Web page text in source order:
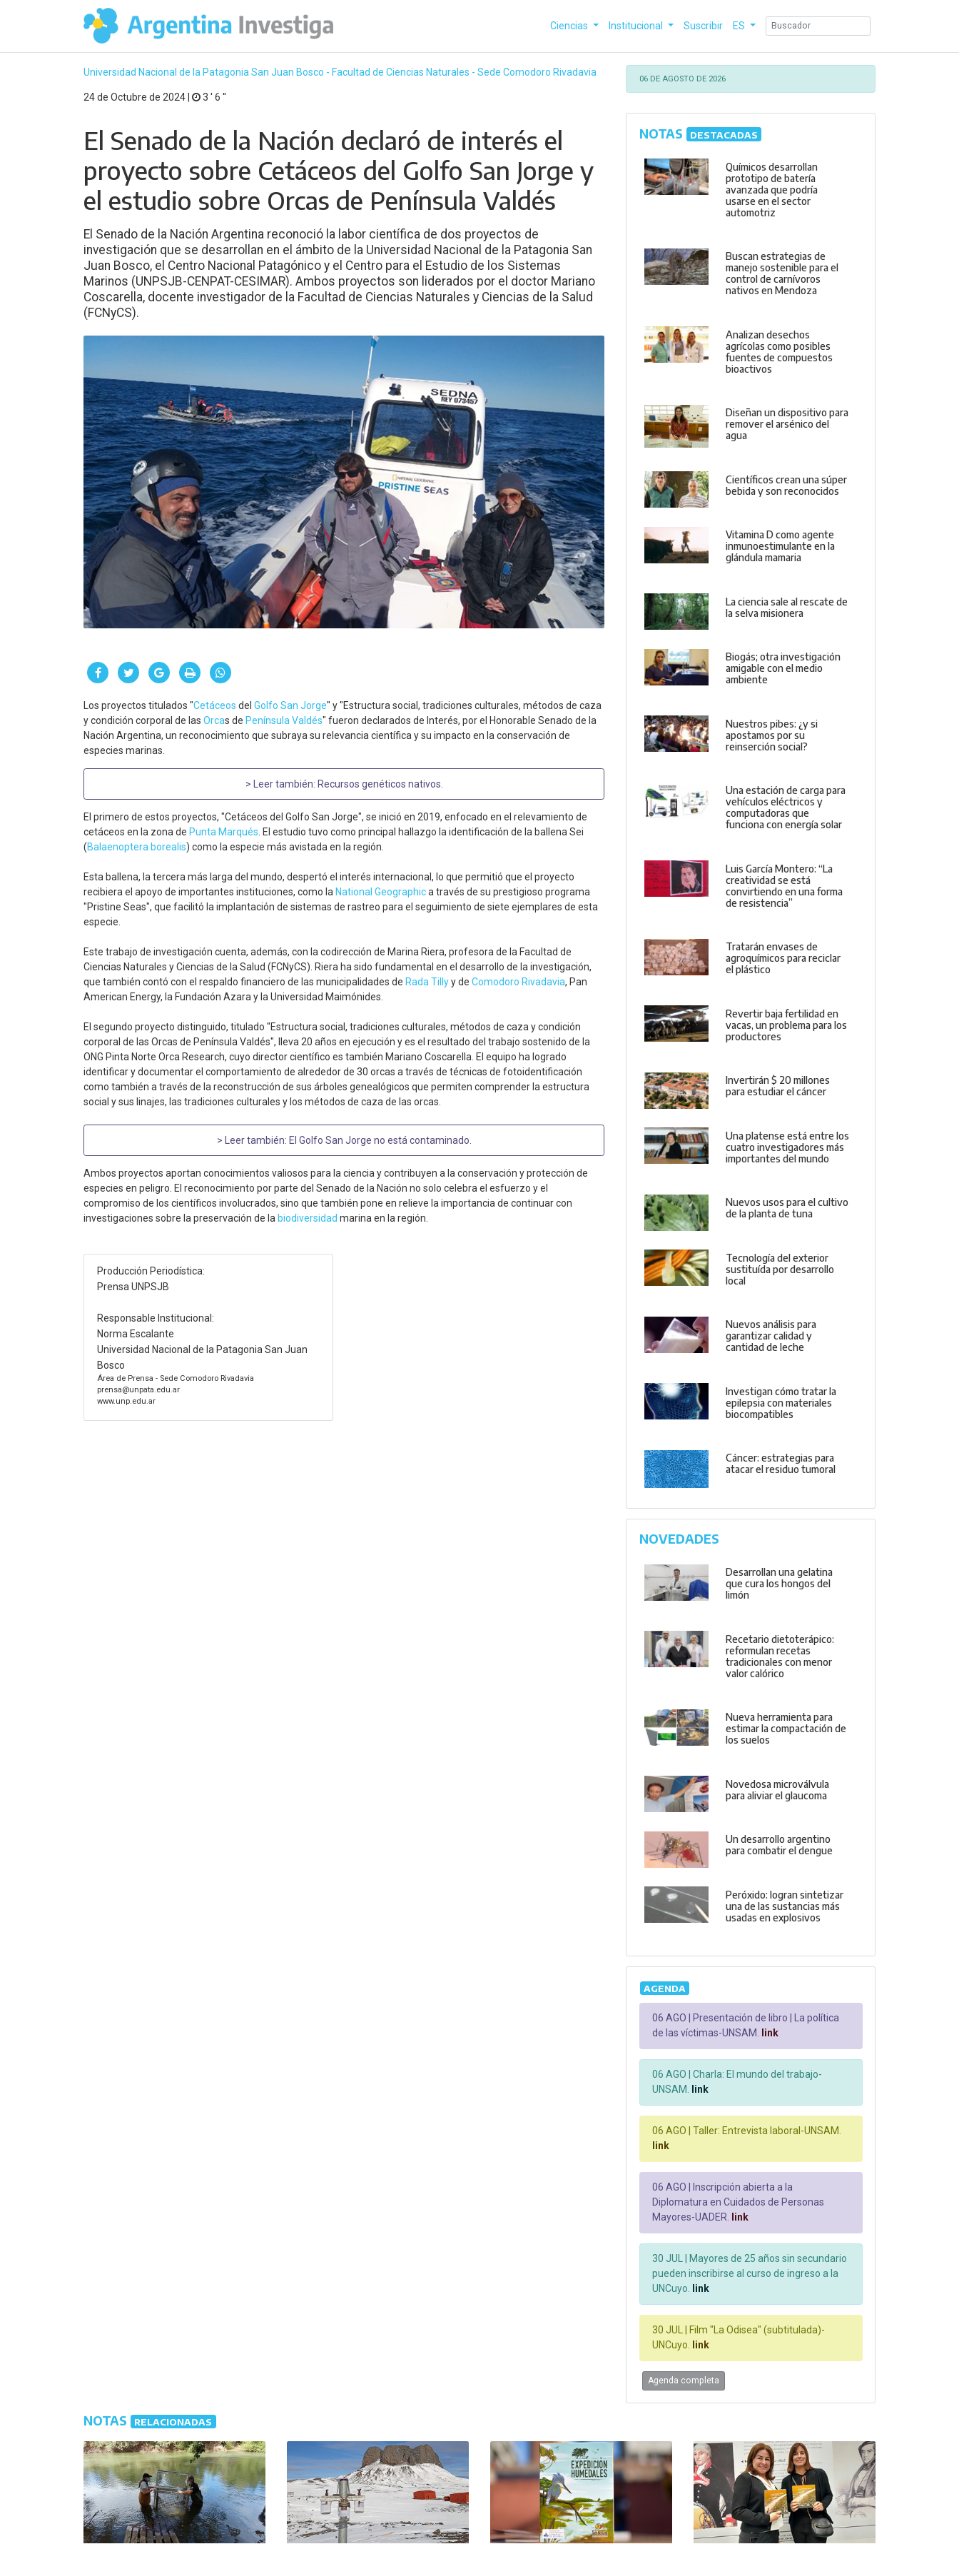
Ciencias Institucional Suscribir ES
Universidad Nacional de la Patagonia San Juan Bosco - Facultad de Ciencias Naturales - Sede Comodoro Rivadavia
24 de Octubre de 2024 | 3 ′ 6 ′′
El Senado de la Nación declaró de interés el
proyecto sobre Cetáceos del Golfo San Jorge y
el estudio sobre Orcas de Península Valdés
El Senado de la Nación Argentina reconoció la labor científica de dos proyectos de
investigación que se desarrollan en el ámbito de la Universidad Nacional de la Patagonia San
Juan Bosco, el Centro Nacional Patagónico y el Centro para el Estudio de los Sistemas
Marinos (UNPSJB-CENPAT-CESIMAR). Ambos proyectos son liderados por el doctor Mariano
Coscarella, docente investigador de la Facultad de Ciencias Naturales y Ciencias de la Salud
(FCNyCS).
Los proyectos titulados "Cetáceos del Golfo San Jorge" y "Estructura social, tradiciones culturales, métodos de caza
y condición corporal de las Orcas de Península Valdés" fueron declarados de Interés, por el Honorable Senado de la
Nación Argentina, un reconocimiento que subraya su relevancia científica y su impacto en la conservación de
especies marinas.
> Leer también: Recursos genéticos nativos
El primero de estos proyectos, "Cetáceos del Golfo San Jorge", se inició en 2019, enfocado en el relevamiento de
cetáceos en la zona de Punta Marqués. El estudio tuvo como principal hallazgo la identificación de la ballena Sei
(Balaenoptera borealis) como la especie más avistada en la región.
Esta ballena, la tercera más larga del mundo, despertó el interés internacional, lo que permitió que el proyecto
recibiera el apoyo de importantes instituciones, como la National Geographica través de su prestigioso programa
"Pristine Seas", que facilitó la implantación de sistemas de rastreo para el seguimiento de siete ejemplares de esta
especie.
Este trabajo de investigación cuenta, además, con la codirección de Marina Riera, profesora de la Facultad de
Ciencias Naturales y Ciencias de la Salud (FCNyCS). Riera ha sido fundamental en el desarrollo de la investigación,
que también contó con el respaldo financiero de las municipalidades de Rada Tillyy de Comodoro Rivadavia, Pan
American Energy, la Fundación Azara y la Universidad Maimónides.
El segundo proyecto distinguido, titulado "Estructura social, tradiciones culturales, métodos de caza y condición
corporal de las Orcas de Península Valdés", lleva 20 años en ejecución y es el resultado del trabajo sostenido de la
ONG Pinta Norte Orca Research, cuyo director científico es también Mariano Coscarella. El equipo ha logrado
identificar y documentar el comportamiento de alrededor de 30 orcas a través de técnicas de fotoidentificación
como también a través de la reconstrucción de sus árboles genealógicos que permiten comprender la estructura
social y sus linajes, las tradiciones culturales y los métodos de caza de las orcas.
> Leer también: El Golfo San Jorge no está contaminado
Ambos proyectos aportan conocimientos valiosos para la ciencia y contribuyen a la conservación y protección de
especies en peligro. El reconocimiento por parte del Senado de la Nación no solo celebra el esfuerzo y el
compromiso de los científicos involucrados, sino que también pone en relieve la importancia de continuar con
investigaciones sobre la preservación de la biodiversidad marina en la región.
Producción Periodística:
Prensa UNPSJB
Responsable Institucional:
Norma Escalante
Universidad Nacional de la Patagonia San Juan
Bosco
Área de Prensa - Sede Comodoro Rivadavia
prensa@unpata.edu.ar
www.unp.edu.ar
06 DE AGOSTO DE 2026
NOTAS DESTACADAS
Químicos desarrollan
prototipo de batería
avanzada que podría
usarse en el sector
automotriz
Buscan estrategias de
manejo sostenible para el
control de carnívoros
nativos en Mendoza
Analizan desechos
agrícolas como posibles
fuentes de compuestos
bioactivos
Diseñan un dispositivo para
remover el arsénico del
agua
Científicos crean una súper
bebida y son reconocidos
Vitamina D como agente
inmunoestimulante en la
glándula mamaria
La ciencia sale al rescate de
la selva misionera
Biogás; otra investigación
amigable con el medio
ambiente
Nuestros pibes: ¿y si
apostamos por su
reinserción social?
Una estación de carga para
vehículos eléctricos y
computadoras que
funciona con energía solar
Luis García Montero: “La
creatividad se está
convirtiendo en una forma
de resistencia”
Tratarán envases de
agroquímicos para reciclar
el plástico
Revertir baja fertilidad en
vacas, un problema para los
productores
Invertirán $ 20 millones
para estudiar el cáncer
Una platense está entre los
cuatro investigadores más
importantes del mundo
Nuevos usos para el cultivo
de la planta de tuna
Tecnología del exterior
sustituída por desarrollo
local
Nuevos análisis para
garantizar calidad y
cantidad de leche
Investigan cómo tratar la
epilepsia con materiales
biocompatibles
Cáncer: estrategias para
atacar el residuo tumoral
NOVEDADES
Desarrollan una gelatina
que cura los hongos del
limón
Recetario dietoterápico:
reformulan recetas
tradicionales con menor
valor calórico
Nueva herramienta para
estimar la compactación de
los suelos
Novedosa microválvula
para aliviar el glaucoma
Un desarrollo argentino
para combatir el dengue
Peróxido: logran sintetizar
una de las sustancias más
usadas en explosivos
AGENDA
06 AGO |
Presentación de libro | La política
de las víctimas-UNSAM.
link
06 AGO |
Charla: El mundo del trabajo-
UNSAM.
link
06 AGO |
Taller: Entrevista laboral-UNSAM.
link
06 AGO |
Inscripción abierta a la
Diplomatura en Cuidados de Personas
Mayores-UADER.
link
30 JUL |
Mayores de 25 años sin secundario
pueden inscribirse al curso de ingreso a la
UNCuyo.
link
30 JUL |
Film "La Odisea" (subtitulada)-
UNCuyo.
link
Agenda completa
NOTAS RELACIONADAS